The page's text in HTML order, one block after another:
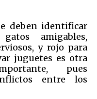
deben identificar
amigables,
y rojo para
juguetes es otra
pues
entre los